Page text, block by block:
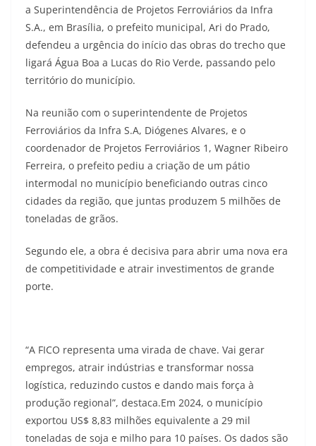
a Superintendência de Projetos Ferroviários da Infra
S.A., em Brasília, o prefeito municipal, Ari do Prado,
defendeu a urgência do início das obras do trecho que
ligará Água Boa a Lucas do Rio Verde, passando pelo
território do município.
Na reunião com o superintendente de Projetos
Ferroviários da Infra S.A, Diógenes Alvares, e o
coordenador de Projetos Ferroviários 1, Wagner Ribeiro
Ferreira, o prefeito pediu a criação de um pátio
intermodal no município beneficiando outras cinco
cidades da região, que juntas produzem 5 milhões de
toneladas de grãos.
Segundo ele, a obra é decisiva para abrir uma nova era
de competitividade e atrair investimentos de grande
porte.
“A FICO representa uma virada de chave. Vai gerar
empregos, atrair indústrias e transformar nossa
logística, reduzindo custos e dando mais força à
produção regional”, destaca.Em 2024, o município
exportou US$ 8,83 milhões equivalente a 29 mil
toneladas de soja e milho para 10 países. Os dados são